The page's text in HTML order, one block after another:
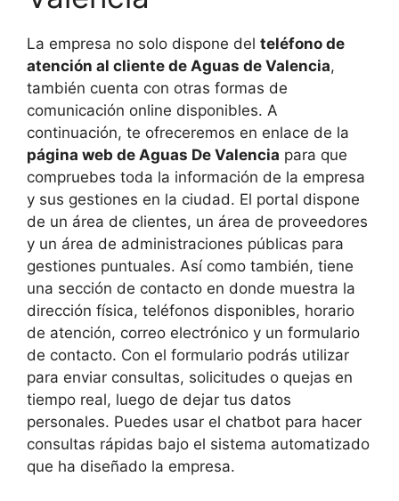
La empresa no solo dispone del teléfono de
atención al cliente de Aguas de Valencia,
también cuenta con otras formas de
comunicación online disponibles. A
continuación, te ofreceremos en enlace de la
página web de Aguas De Valencia para que
compruebes toda la información de la empresa
y sus gestiones en la ciudad. El portal dispone
de un área de clientes, un área de proveedores
y un área de administraciones públicas para
gestiones puntuales. Así como también, tiene
una sección de contacto en donde muestra la
dirección física, teléfonos disponibles, horario
de atención, correo electrónico y un formulario
de contacto. Con el formulario podrás utilizar
para enviar consultas, solicitudes o quejas en
tiempo real, luego de dejar tus datos
personales. Puedes usar el chatbot para hacer
consultas rápidas bajo el sistema automatizado
que ha diseñado la empresa.